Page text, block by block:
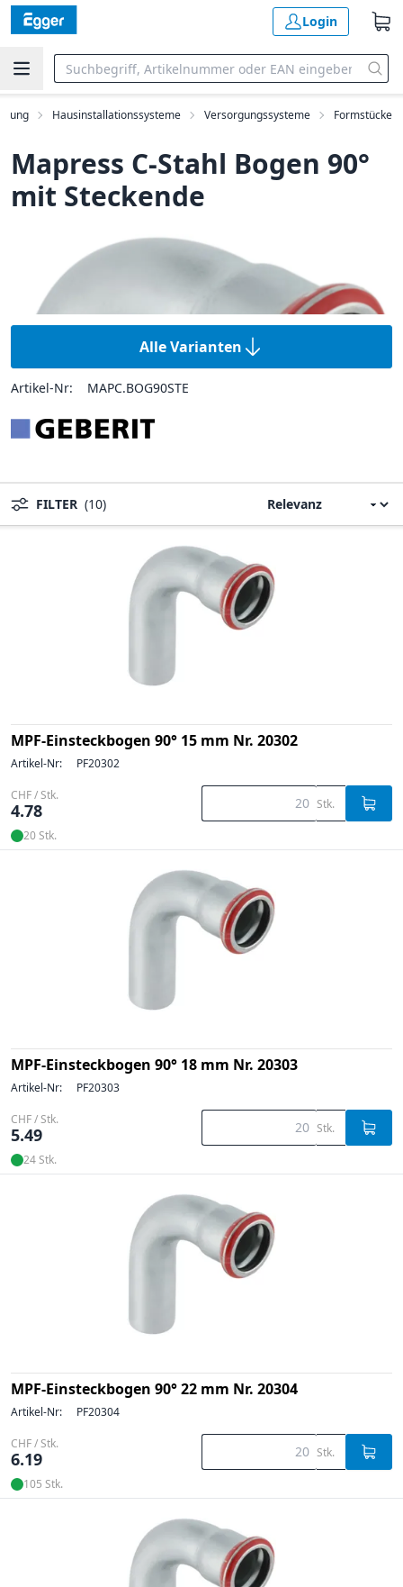
Login
Hausinstallationssysteme Versorgungssysteme Formstücke
Mapress C-Stahl Bogen 90°
mit Steckende
Alle Varianten
Artikel-Nr: MAPC.BOG90STE
FILTER (10)
MPF-Einsteckbogen 90° 15 mm Nr. 20302
Artikel-Nr: PF20302
CHF / Stk.
4.78 Stk.
20 Stk.
MPF-Einsteckbogen 90° 18 mm Nr. 20303
Artikel-Nr: PF20303
CHF / Stk.
5.49 Stk.
24 Stk.
MPF-Einsteckbogen 90° 22 mm Nr. 20304
Artikel-Nr: PF20304
CHF / Stk.
6.19 Stk.
105 Stk.